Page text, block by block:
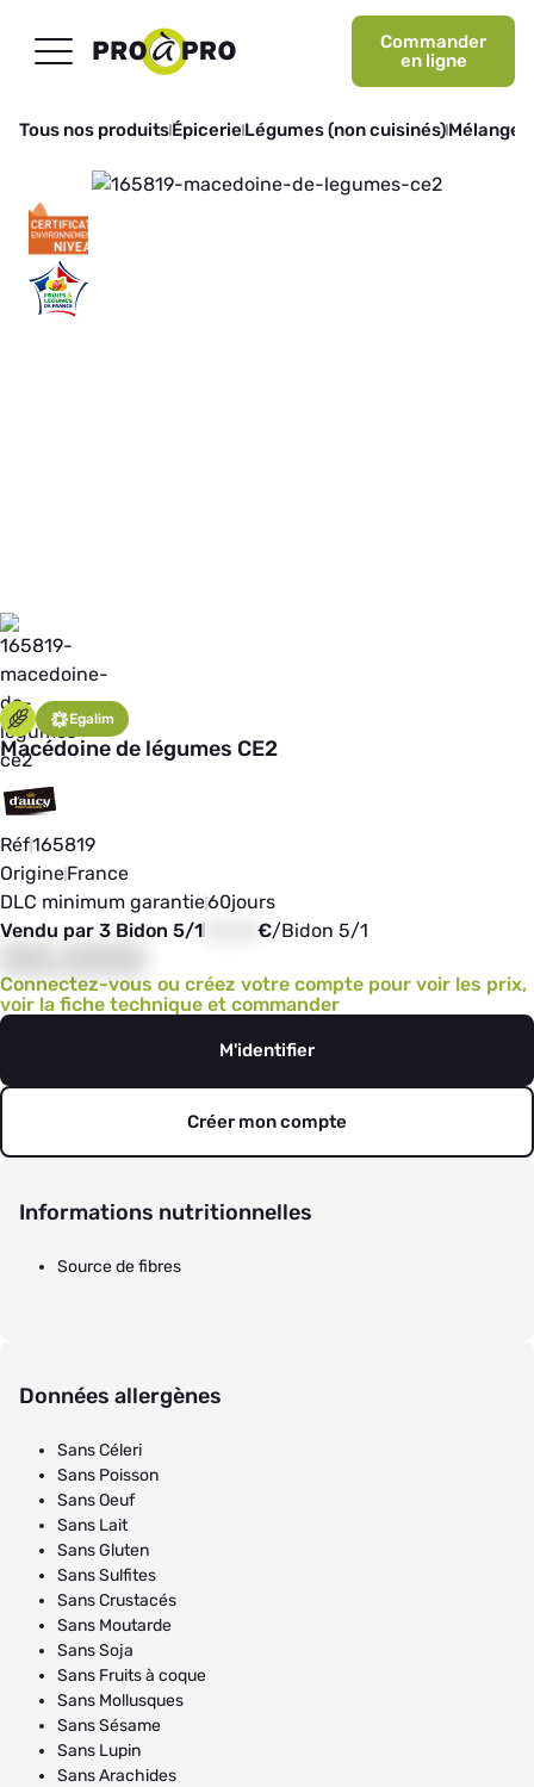
Commander
en ligne
Tous nos produitsÉpicerie Légumes (non cuisinés)
Egalim
Macédoine de légumes CE2
Réf165819
OrigineFrance
DLC minimum garantie60jours
Vendu par 3 Bidon 5/1
€/Bidon 5/1
Connectez-vous ou créez votre compte pour voir les prix,
voir la fiche technique et commander
M'identifier
Créer mon compte
Informations nutritionnelles
Source de fibres
Données allergènes
Sans Céleri
Sans Poisson
Sans Oeuf
Sans Lait
Sans Gluten
Sans Sulfites
Sans Crustacés
Sans Moutarde
Sans Soja
Sans Fruits à coque
Sans Mollusques
Sans Sésame
Sans Lupin
Sans Arachides